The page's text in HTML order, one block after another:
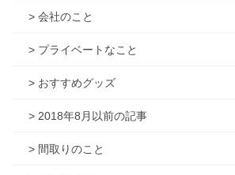
> 会社のこと
> プライベートなこと
> おすすめグッズ
> 2018年8月以前の記事
> 間取りのこと